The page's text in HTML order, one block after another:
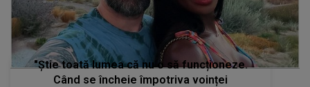
"Știe toată lumea că nu o să funcționeze.
Când se încheie împotriva voinței